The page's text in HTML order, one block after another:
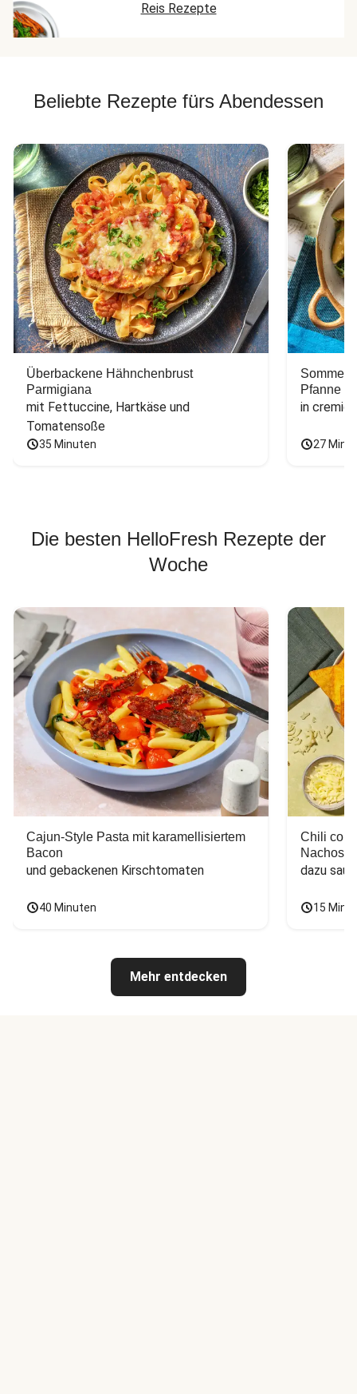
Reis Rezepte
Beliebte Rezepte fürs Abendessen
Überbackene Hähnchenbrust
Parmigiana
mit Fettuccine, Hartkäse und
Tomatensoße
35 Minuten
Pfanne
in
27
Die besten HelloFresh Rezepte der
Woche
Cajun-Style Pasta mit karamellisiertem
Bacon
und gebackenen Kirschtomaten
40 Minuten
Chili con
Nachos
dazu
15
Mehr entdecken